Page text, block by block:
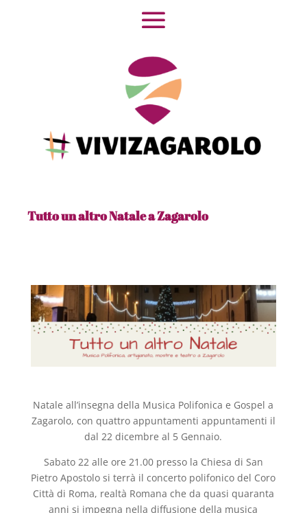
Tutto un altro Natale a Zagarolo
Natale all’insegna della Musica Polifonica e Gospel a
Zagarolo, con quattro appuntamenti appuntamenti il
dal 22 dicembre al 5 Gennaio.
Sabato 22 alle ore 21.00 presso la Chiesa di San
Pietro Apostolo si terrà il concerto polifonico del Coro
Città di Roma, realtà Romana che da quasi quaranta
anni si impegna nella diffusione della musica